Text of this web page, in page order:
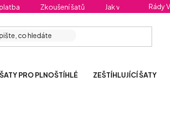
Zkoušení šatů Jak vybrat Rády
ŠATY PRO PLNOŠTÍHLÉ ZEŠTÍHLUJÍCÍ ŠATY